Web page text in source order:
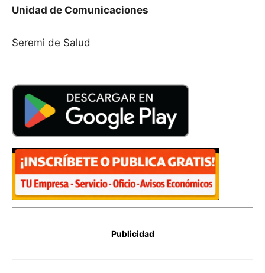
Unidad de Comunicaciones
Seremi de Salud
Publicidad